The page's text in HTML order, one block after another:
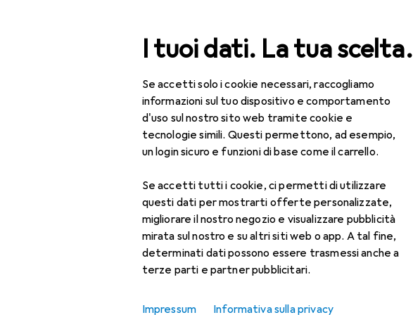
I tuoi dati. La tua scelta.
Se accetti solo i cookie necessari, raccogliamo
informazioni sul tuo dispositivo e comportamento
d'uso sul nostro sito web tramite cookie e
tecnologie simili. Questi permettono, ad esempio,
un login sicuro e funzioni di base come il carrello.
Se accetti tutti i cookie, ci permetti di utilizzare
questi dati per mostrarti offerte personalizzate,
migliorare il nostro negozio e visualizzare pubblicità
mirata sul nostro e su altri siti web o app. A tal fine,
determinati dati possono essere trasmessi anche a
terze parti e partner pubblicitari.
Impressum Informativa sulla privacy
Cerca
Tutte le categorie IT + Multimedia
Gaming mobile
ScopriForum
Novità e trend